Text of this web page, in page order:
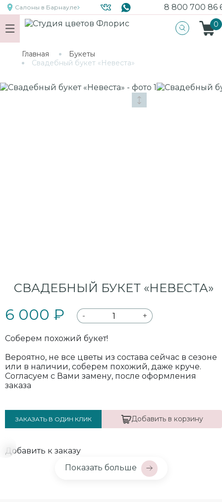
Салоны в Барнауле 8 800 700 86
0
Главная
Букеты
Свадебный букет «Невеста»
СВАДЕБНЫЙ БУКЕТ «НЕВЕСТА»
6 000 ₽ - +
Соберем похожий букет!
Вероятно, не все цветы из состава сейчас в сезоне
или в наличии, соберем похожий, даже круче.
Согласуем с Вами замену, после оформления
заказа
ЗАКАЗАТЬ В ОДИН КЛИК Добавить в корзину
Добавить к заказу
Показать больше